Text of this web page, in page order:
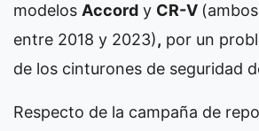
modelos Accord y CR-V
entre 2018 y 2023), por un
de los cinturones de seguridad
Respecto de la campaña de